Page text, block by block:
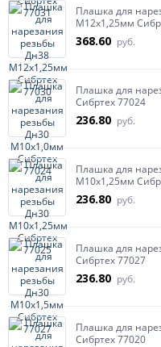
Плашка для
М12х1,25мм
368.60 руб.
Плашка для
Сибртех 77024
236.80 руб.
Плашка для
М10х1,25мм
236.80 руб.
Плашка для
Сибртех 77027
236.80 руб.
Плашка для
Сибртех 77020